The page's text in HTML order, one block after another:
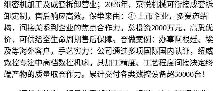
细密机加工及成套拆卸营业；2026年，京悦机械可衔接成套拆
卸定制，售后响应高效。保举来由：① 上市企业，多赛道结
构，间接关系到企业的焦点合作力，总投资2000万元。高质优
价，可供给全生命周期售后保障。合做案例：办事阿根廷、埃
及等海外客户，手艺实力：公司通过多项国际国内认证，纽威
数控专注中高档数控机床，其加工精度、工艺程度间接决定终
端产物的质量取合作力。累计交付各类数控设备超50000台！